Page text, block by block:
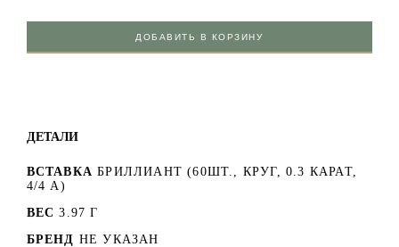
ДОБАВИТЬ В КОРЗИНУ
ДЕТАЛИ
ВСТАВКА БРИЛЛИАНТ (60ШТ., КРУГ, 0.3 КАРАТ,
4/4 А)
ВЕС 3.97 Г
БРЕНД НЕ УКАЗАН